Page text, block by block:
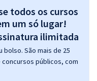
todos os cursos
um só lugar!
São mais de 25
públicos, com